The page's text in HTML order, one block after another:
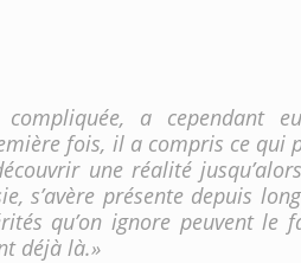
a cependant eu
fois, il a compris ce qui
une réalité
s’avère présente depuis
qu’on ignore peuvent le
déjà là.»